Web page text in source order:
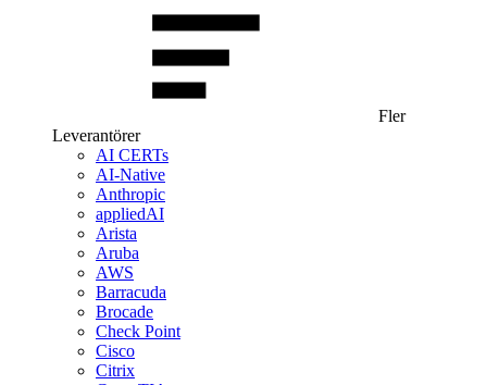
Fler
Leverantörer
AI CERTs
AI-Native
Anthropic
appliedAI
Arista
Aruba
AWS
Barracuda
Brocade
Check Point
Cisco
Citrix